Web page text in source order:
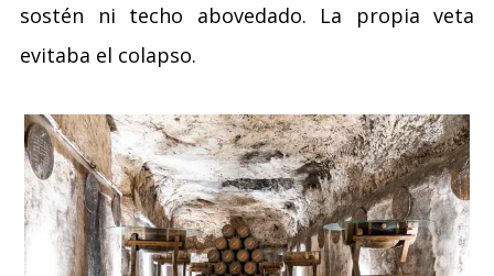
sostén ni techo abovedado. La propia veta
evitaba el colapso.